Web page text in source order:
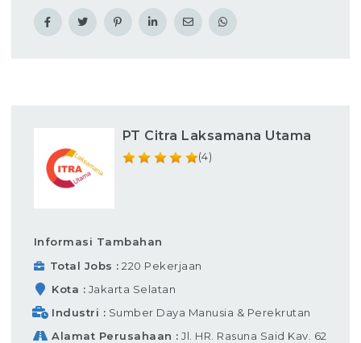
PT Citra Laksamana Utama
(4)
Informasi Tambahan
Total Jobs
220 Pekerjaan
Kota
Jakarta Selatan
Industri
Sumber Daya Manusia & Perekrutan
Alamat Perusahaan
Jl. HR. Rasuna Said Kav. 62